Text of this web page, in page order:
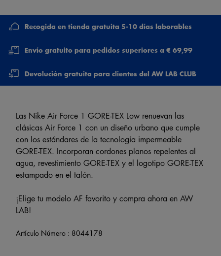
Recogida en tienda gratuita 5-10 días laborables
Envío gratuito para pedidos superiores a € 69,99
Devolución gratuita para clientes del AW LAB CLUB
Las Nike Air Force 1 GORE-TEX Low renuevan las
clásicas Air Force 1 con un diseño urbano que cumple
con los estándares de la tecnología impermeable
GORE-TEX. Incorporan cordones planos repelentes al
agua, revestimiento GORE-TEX y el logotipo GORE-TEX
estampado en el talón.
¡Elige tu modelo AF favorito y compra ahora en AW
LAB!
Artículo Número : 8044178